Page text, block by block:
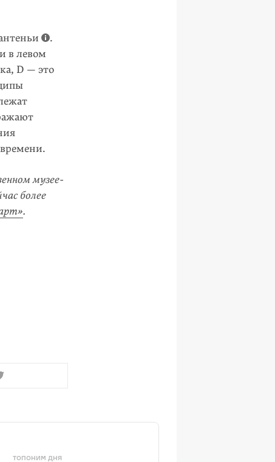
.
в левом
D — это
му­зее-
более
.
ТОПОНИМ ДНЯ